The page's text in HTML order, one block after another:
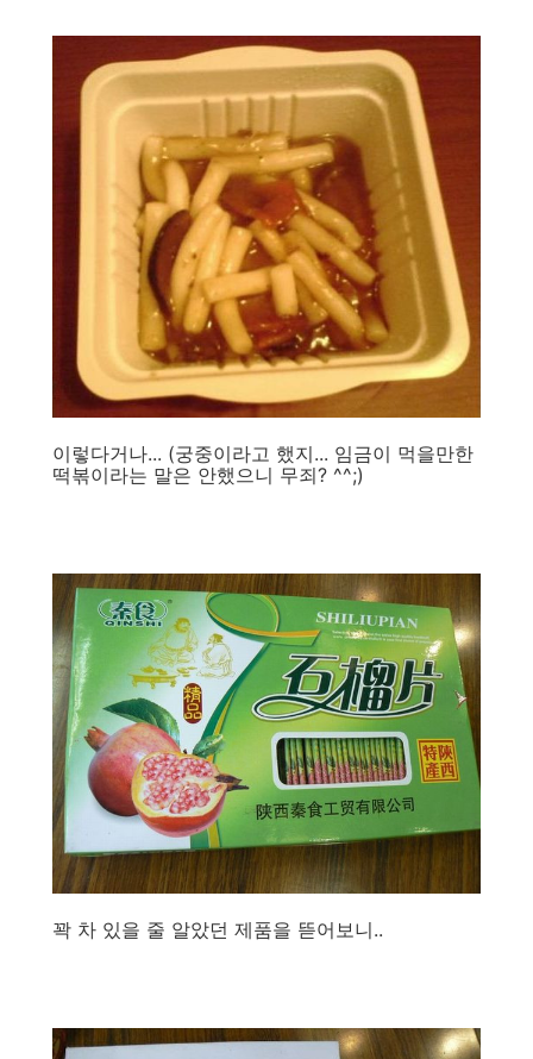
이렇다거나... (궁중이라고 했지... 임금이 먹을만한
떡볶이라는 말은 안했으니 무죄? ^^;)
꽉 차 있을 줄 알았던 제품을 뜯어보니..